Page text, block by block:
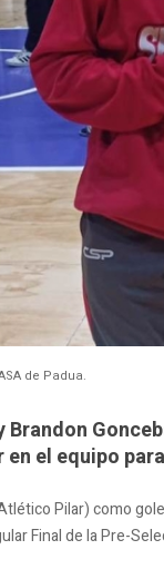
de Padua.
Brandon
en el equipo
Pilar) como
Final de la Pre-